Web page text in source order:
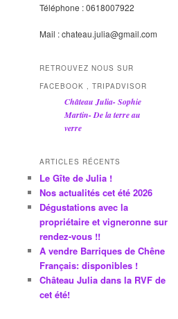
Téléphone : 0618007922
Mail : chateau.julia@gmail.com
RETROUVEZ NOUS SUR
FACEBOOK , TRIPADVISOR
Château Julia- Sophie
Martin- De la terre au
verre
ARTICLES RÉCENTS
Le Gîte de Julia !
Nos actualités cet été 2026
Dégustations avec la
propriétaire et vigneronne sur
rendez-vous !!
A vendre Barriques de Chêne
Français: disponibles !
Château Julia dans la RVF de
cet été!